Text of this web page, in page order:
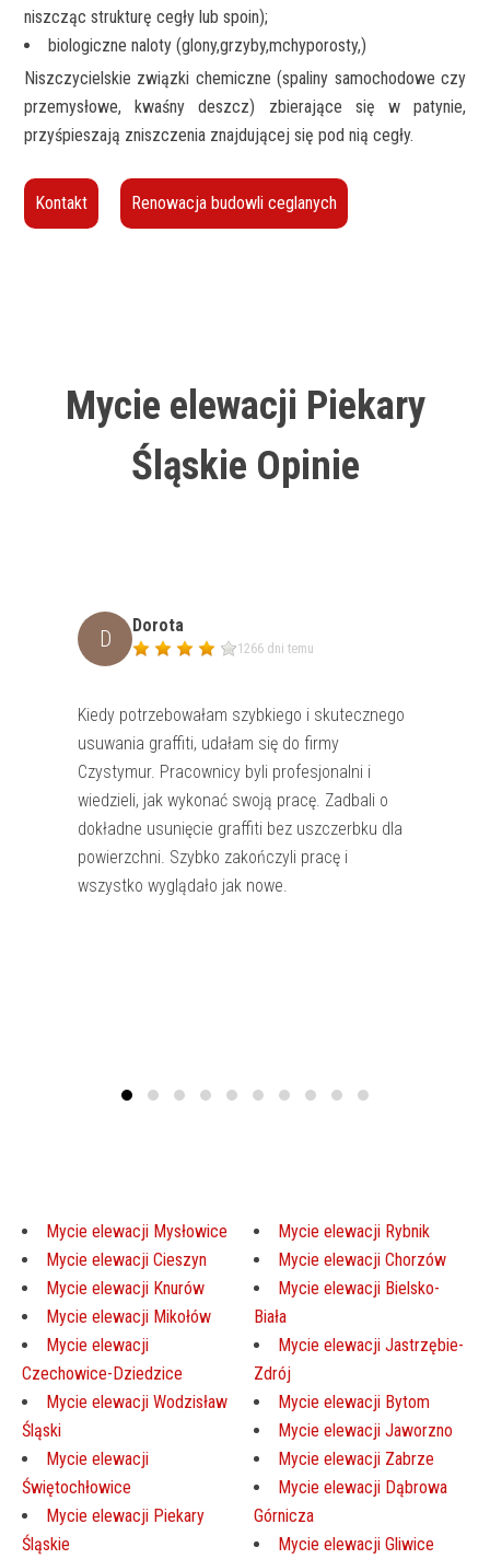
niszcząc strukturę cegły lub spoin);
biologiczne naloty (glony,grzyby,mchyporosty,)
Niszczycielskie związki chemiczne (spaliny samochodowe czy
przemysłowe, kwaśny deszcz) zbierające się w patynie,
przyśpieszają zniszczenia znajdującej się pod nią cegły.
Kontakt Renowacja budowli ceglanych
Mycie elewacji Piekary
Śląskie Opinie
D
Dorota
1266 dni temu
Kiedy potrzebowałam szybkiego i skutecznego
usuwania graffiti, udałam się do firmy
Czystymur. Pracownicy byli profesjonalni i
wiedzieli, jak wykonać swoją pracę. Zadbali o
dokładne usunięcie graffiti bez uszczerbku dla
powierzchni. Szybko zakończyli pracę i
wszystko wyglądało jak nowe.
Mycie elewacji Mysłowice
Mycie elewacji Cieszyn
Mycie elewacji Knurów
Mycie elewacji Mikołów
Mycie elewacji
Czechowice-Dziedzice
Mycie elewacji Wodzisław
Śląski
Mycie elewacji
Świętochłowice
Mycie elewacji Piekary
Śląskie
Mycie elewacji Rybnik
Mycie elewacji Chorzów
Mycie elewacji Bielsko-
Biała
Mycie elewacji Jastrzębie-
Zdrój
Mycie elewacji Bytom
Mycie elewacji Jaworzno
Mycie elewacji Zabrze
Mycie elewacji Dąbrowa
Górnicza
Mycie elewacji Gliwice